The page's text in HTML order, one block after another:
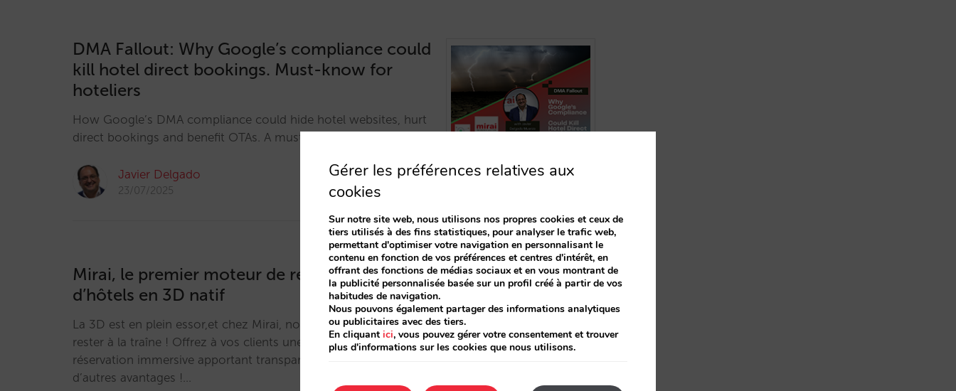
DMA Fallout: Why Google’s compliance could
kill hotel direct bookings. Must-know for
hoteliers
How Google’s DMA compliance could hide hotel websites, hurt
direct bookings and benefit OTAs. A must-watch for hoteliers.…
Javier Delgado
23/07/2025
Mirai, le premier moteur de réservation
d’hôtels en 3D natif
La 3D est en plein essor,et chez Mirai, nous ne pouvions pas
rester à la traîne ! Offrez à vos clients une expérience de
réservation immersive apportant transparence, sécurité et bien
d’autres avantages !…
Gérer les préférences relatives aux
cookies
Sur notre site web, nous utilisons nos propres cookies et ceux de
tiers utilisés à des fins statistiques, pour analyser le trafic web,
permettant d'optimiser votre navigation en personnalisant le
contenu en fonction de vos préférences et centres d'intérêt, en
offrant des fonctions de médias sociaux et en vous montrant de
la publicité personnalisée basée sur un profil créé à partir de vos
habitudes de navigation.
Nous pouvons également partager des informations analytiques
ou publicitaires avec des tiers.
En cliquant ici, vous pouvez gérer votre consentement et trouver
plus d'informations sur les cookies que nous utilisons.